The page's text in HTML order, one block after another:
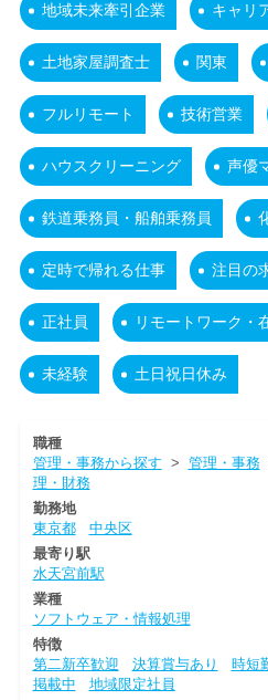
地域未来牽引企業 キャリ
土地家屋調査士 関東
フルリモート 技術営業
ハウスクリーニング 声優
鉄道乗務員・船舶乗務員
定時で帰れる仕事 注目の
正社員 リモートワーク・
未経験 土日祝日休み
職種
管理・事務から探す > 管理・事務
理・財務
勤務地
東京都
中央区
最寄り駅
水天宮前駅
業種
ソフトウェア・情報処理
特徴
第二新卒歓迎
決算賞与あり 時短
掲載中
地域限定社員